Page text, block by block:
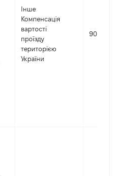
Інше
Компенсація
вартості
проїзду
територією
України
90000